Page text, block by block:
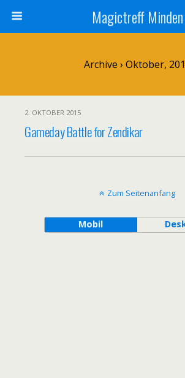
Magictreff Minden
Archive › Oktober,
2. OKTOBER 2015
Gameday Battle for Zendikar
Zum Seitenanfang
Mobil